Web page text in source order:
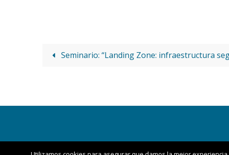
Seminario: “Landing Zone: infraestructura